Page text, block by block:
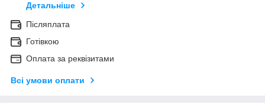
Детальніше
Післяплата
Готівкою
Оплата за реквізитами
Всі умови оплати